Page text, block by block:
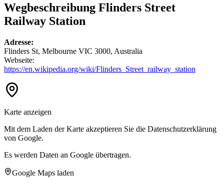
Wegbeschreibung Flinders Street
Railway Station
Adresse:
Flinders St, Melbourne VIC 3000, Australia
Webseite:
https://en.wikipedia.org/wiki/Flinders_Street_railway_station
Karte anzeigen
Mit dem Laden der Karte akzeptieren Sie die Datenschutzerklärung
von Google.
Es werden Daten an Google übertragen.
Google Maps laden